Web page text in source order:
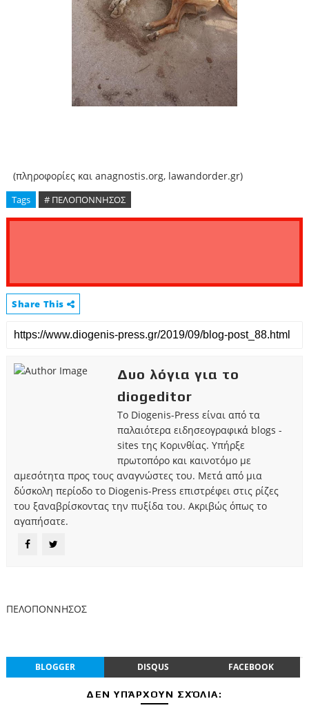
(πληροφορίες και anagnostis.org, lawandorder.gr)
Tags # ΠΕΛΟΠΟΝΝΗΣΟΣ
Share This
Δυο λόγια για το
diogeditor
Το Diogenis-Press είναι από τα
παλαιότερα ειδησεογραφικά blogs -
sites της Κορινθίας. Υπήρξε
πρωτοπόρο και καινοτόμο με
αμεσότητα προς τους αναγνώστες του. Μετά από μια
δύσκολη περίοδο το Diogenis-Press επιστρέφει στις ρίζες
του ξαναβρίσκοντας την πυξίδα του. Ακριβώς όπως το
αγαπήσατε.
ΠΕΛΟΠΟΝΝΗΣΟΣ
BLOGGER DISQUS FACEBOOK
ΔΕΝ ΥΠΆΡΧΟΥΝ ΣΧΌΛΙΑ: